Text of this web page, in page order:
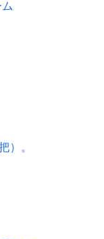
）。